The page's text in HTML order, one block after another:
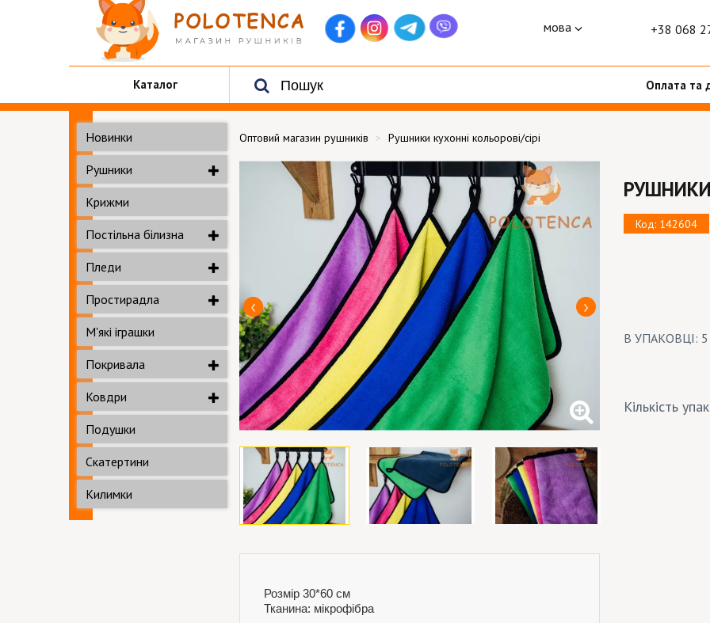
мова +38 068
Каталог Оплата та
Новинки
Рушники
Крижми
Постільна білизна
Пледи
Простирадла
М'які іграшки
Покривала
Ковдри
Подушки
Скатертини
Килимки
Оптовий магазин рушників Рушники кухонні кольорові/сірі
Розмір 30*60 см
Тканина: мікрофібра
РУШНИКИ
Код: 142604
В УПАКОВЦІ:
Кількість